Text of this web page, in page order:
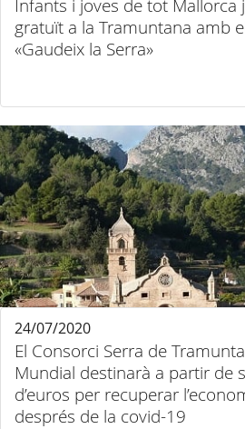
Infants i joves de tot
gratuït a la Tramuntana amb
«Gaudeix la Serra»
El Consorci Serra de
Mundial destinarà a partir de
d’euros per recuperar
després de la covid-19
24/07/2020